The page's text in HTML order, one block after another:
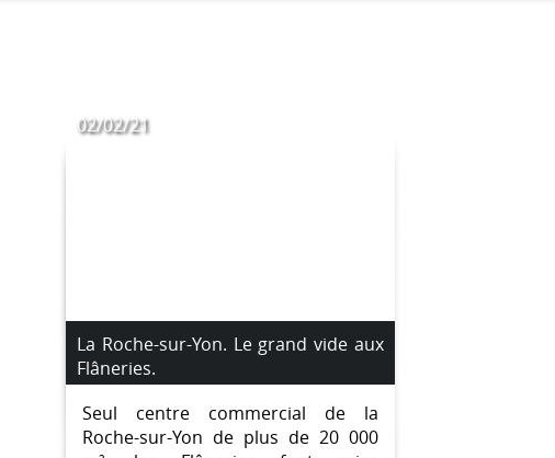
02/02/21
La Roche-sur-Yon. Le grand vide aux
Flâneries.
Seul centre commercial de la
Roche-sur-Yon de plus de 20 000